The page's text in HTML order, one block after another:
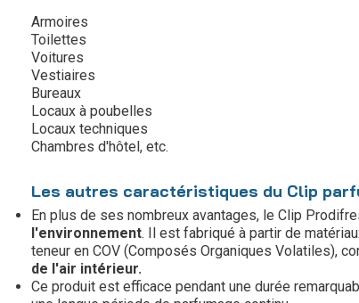
Armoires
Toilettes
Voitures
Vestiaires
Bureaux
Locaux à poubelles
Locaux techniques
Chambres d'hôtel, etc.
Les autres caractéristiques du Clip
En plus de ses nombreux avantages, le Clip
l'environnement. Il est fabriqué à partir de
teneur en COV (Composés Organiques Volatiles),
de l'air intérieur.
Ce produit est efficace pendant une durée